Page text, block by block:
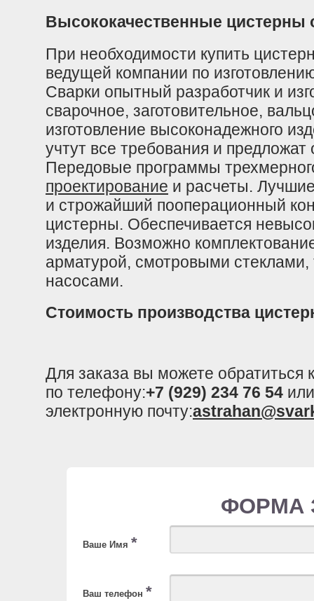
Высококачественные цистерны
При необходимости купить
ведущей компании по
Сварки опытный разработчик и
сварочное, заготовительное,
изготовление высоконадежного
учтут все требования и
Передовые программы
проектирование и расчеты.
и строжайший пооперационный
цистерны. Обеспечивается
изделия. Возможно
арматурой, смотровыми
насосами.
Стоимость производства
Для заказа вы можете
по телефону:+7 (929) 234 76 54
электронную почту:
ФОРМА
Ваше Имя *
Ваш телефон *